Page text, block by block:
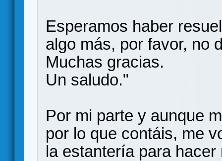
Esperamos haber
algo más, por favor, no
Muchas gracias.
Un saludo."
Por mi parte y aunque
por lo que contáis, me
la estantería para